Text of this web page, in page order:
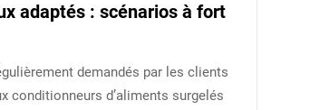
adaptés : scénarios à fort
demandés par les clients
conditionneurs d’aliments surgelés